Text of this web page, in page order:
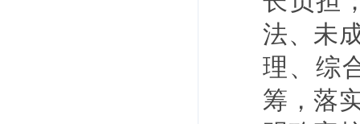
法、未
理、综
筹，落